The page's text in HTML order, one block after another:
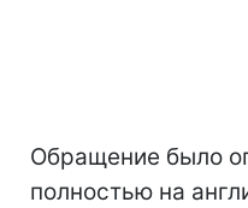
Обращение было
полностью на